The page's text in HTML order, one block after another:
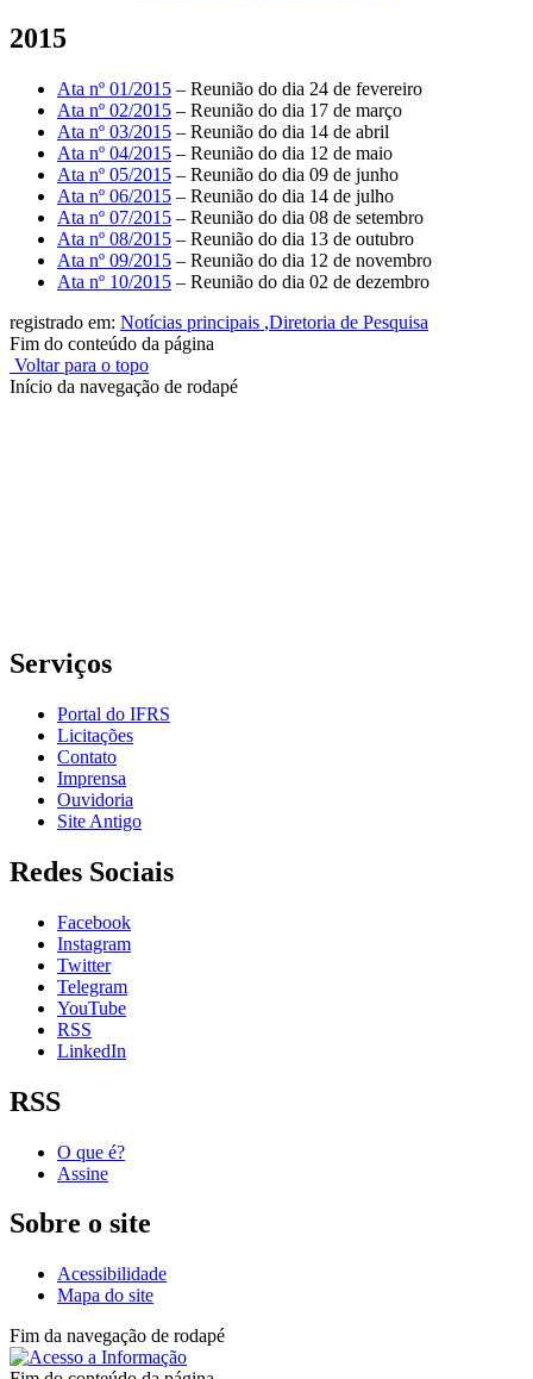
2015
Ata nº 01/2015 – Reunião do dia 24 de fevereiro
Ata nº 02/2015 – Reunião do dia 17 de março
Ata nº 03/2015 – Reunião do dia 14 de abril
Ata nº 04/2015 – Reunião do dia 12 de maio
Ata nº 05/2015 – Reunião do dia 09 de junho
Ata nº 06/2015 – Reunião do dia 14 de julho
Ata nº 07/2015 – Reunião do dia 08 de setembro
Ata nº 08/2015 – Reunião do dia 13 de outubro
Ata nº 09/2015 – Reunião do dia 12 de novembro
Ata nº 10/2015 – Reunião do dia 02 de dezembro
registrado em: Notícias principais ,Diretoria de Pesquisa
Fim do conteúdo da página
Voltar para o topo
Início da navegação de rodapé
Serviços
Portal do IFRS
Licitações
Contato
Imprensa
Ouvidoria
Site Antigo
Redes Sociais
Facebook
Instagram
Twitter
Telegram
YouTube
RSS
LinkedIn
RSS
O que é?
Assine
Sobre o site
Acessibilidade
Mapa do site
Fim da navegação de rodapé